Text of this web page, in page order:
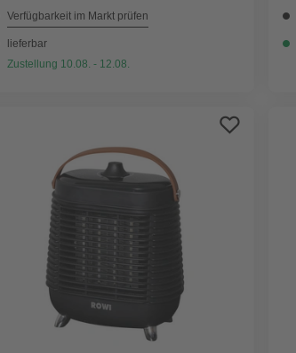
Verfügbarkeit im Markt prüfen
lieferbar
Zustellung 10.08. - 12.08.